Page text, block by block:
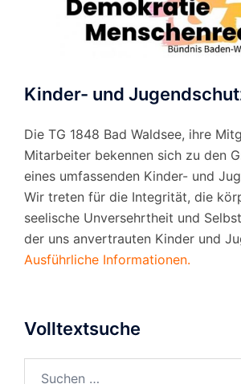
Kinder- und
Die TG 1848 Bad Waldsee, ihre
Mitarbeiter bekennen sich zu den
eines umfassenden Kinder- und
Wir treten für die Integrität, die
seelische Unversehrtheit und
der uns anvertrauten Kinder und
Ausführliche Informationen.
Volltextsuche